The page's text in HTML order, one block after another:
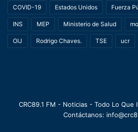
COVID-19 Estados Unidos Fuerza
INS MEP Ministerio de Salud
OIJ Rodrigo Chaves. TSE ucr
CRC89.1 FM - Noticias - Todo Lo Que
Contáctanos: